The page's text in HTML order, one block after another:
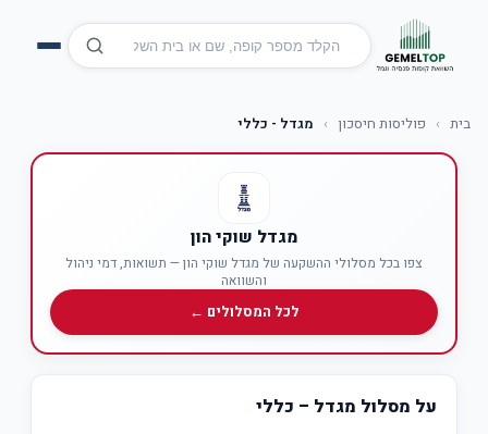
בית › פוליסות חיסכון › מגדל - כללי
מגדל שוקי הון
צפו בכל מסלולי ההשקעה של מגדל שוקי הון — תשואות, דמי ניהול
והשוואה
לכל המסלולים ←
על מסלול מגדל – כללי